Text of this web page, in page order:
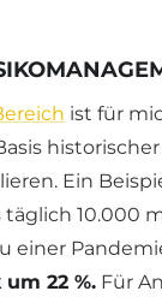
ist für
Ein
täglich 10.000
einer
22 %. Für